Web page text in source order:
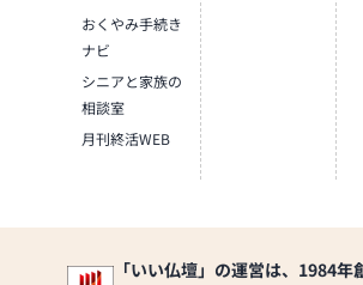
おくやみ手続き
ナビ
シニアと家族の
相談室
月刊終活WEB
「いい仏壇」の運営は、1984年